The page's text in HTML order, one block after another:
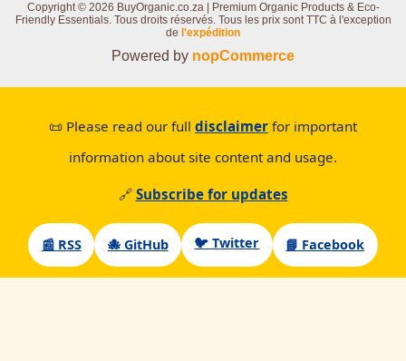
Copyright © 2026 BuyOrganic.co.za | Premium Organic Products & Eco-
Friendly Essentials. Tous droits réservés. Tous les prix sont TTC à l'exception
de l'expédition
Powered by nopCommerce
📜 Please read our full disclaimer for important
information about site content and usage.
🔗 Subscribe for updates
📰 RSS 🐙 GitHub 🐦 Twitter 📘 Facebook